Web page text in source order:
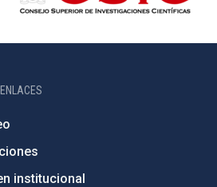
institucional